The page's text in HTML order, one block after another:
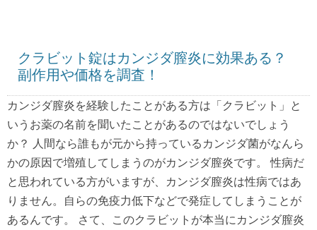
クラビット錠はカンジダ膣炎に効果ある？
副作用や価格を調査！
カンジダ膣炎を経験したことがある方は「クラビット」と
いうお薬の名前を聞いたことがあるのではないでしょう
か？ 人間なら誰もが元から持っているカンジダ菌がなんら
かの原因で増殖してしまうのがカンジダ膣炎です。 性病だ
と思われている方がいますが、カンジダ膣炎は性病ではあ
りません。自らの免疫力低下などで発症してしまうことが
あるんです。 さて、このクラビットが本当にカンジダ膣炎